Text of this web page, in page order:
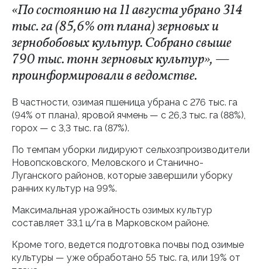
«По состоянию на 11 августа убрано 314
тыс. га (85,6% от плана) зерновых и
зернобобовых культур. Собрано свыше
790 тыс. тонн зерновых культур», —
проинформировали в ведомстве.
В частности, озимая пшеница убрана с 276 тыс. га
(94% от плана), яровой ячмень — с 26,3 тыс. га (88%),
горох — с 3,3 тыс. га (87%).
По темпам уборки лидируют сельхозпроизводители
Новопсковского, Меловского и Станично-
Луганского районов, которые завершили уборку
ранних культур на 99%.
Максимальная урожайность озимых культур
составляет 33,1 ц/га в Марковском районе.
Кроме того, ведется подготовка почвы под озимые
культуры — уже обработано 55 тыс. га, или 19% от